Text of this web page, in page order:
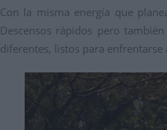
Con la misma energía que
Descensos rápidos pero
diferentes, listos para